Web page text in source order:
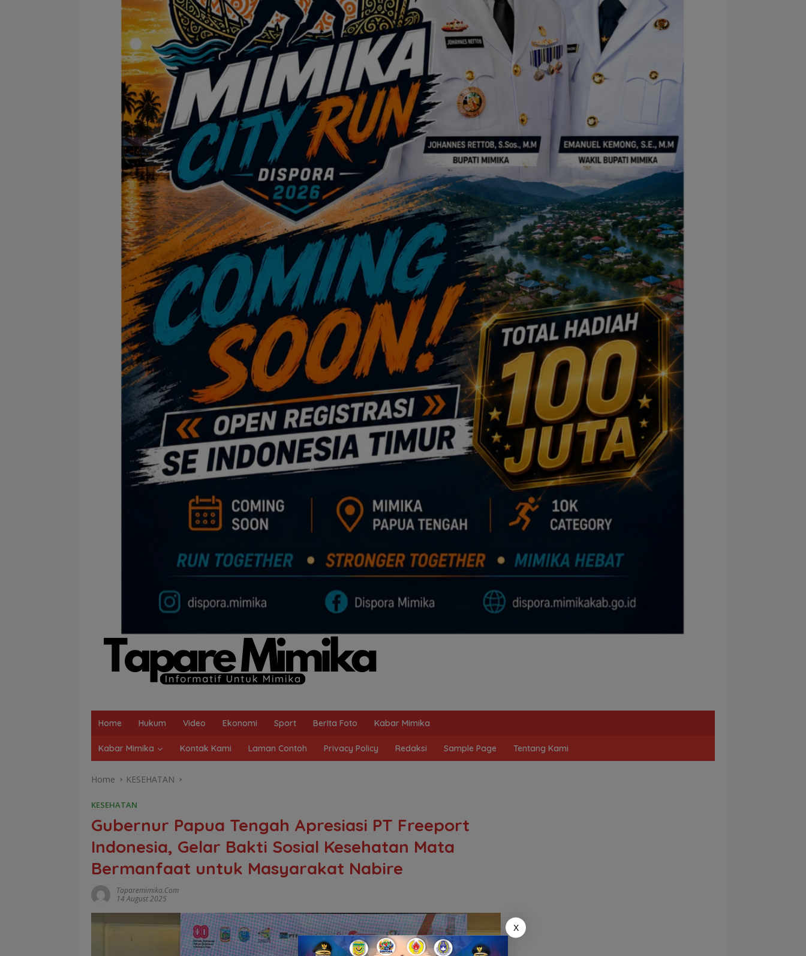
Home Hukum Video Ekonomi Sport BerIta Foto Kabar Mimika
Kabar Mimika Kontak Kami Laman Contoh Privacy Policy Redaksi Sample Page Tentang Kami
Home KESEHATAN
KESEHATAN
Gubernur Papua Tengah Apresiasi PT Freeport
Indonesia, Gelar Bakti Sosial Kesehatan Mata
Bermanfaat untuk Masyarakat Nabire
Taparemimika.com
14 August 2025
X